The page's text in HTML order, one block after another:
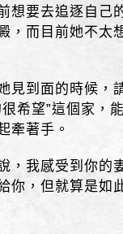
想要去追逐自己
，而目前她不太
見到面的時候，
希望”這個家，
牽著手。
，我感受到你的
你，但就算是如